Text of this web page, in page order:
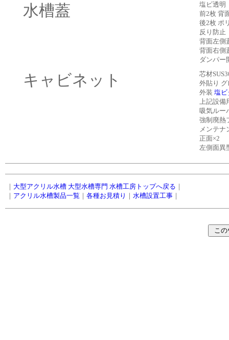
水槽蓋
塩ビ透明
前2枚 背
後2枚 ポ
反り防止
背面左側
背面右側
ダンパー
キャビネット
芯材
外貼り
外装 塩ビ
上記設備
吸気ルー
強制廃熱
メンテナ
正面×2
左側面異
｜ 大型アクリル水槽 大型水槽専門 水槽工房トップへ戻る ｜
｜ アクリル水槽製品一覧 ｜ 各種お見積り ｜ 水槽設置工事 ｜